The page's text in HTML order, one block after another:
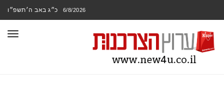
6/8/2026 כ״ג באב ה׳תשפ״ו